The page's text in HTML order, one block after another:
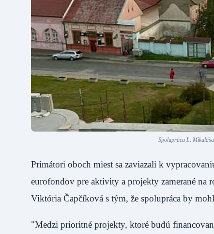
Spolupráca L.
Primátori oboch miest sa zaviazali k
eurofondov pre aktivity a projekty zamerané
Viktória Čapčíková s tým, že spolupráca by
"Medzi prioritné projekty, ktoré budú